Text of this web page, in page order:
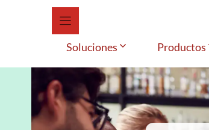
Soluciones Productos